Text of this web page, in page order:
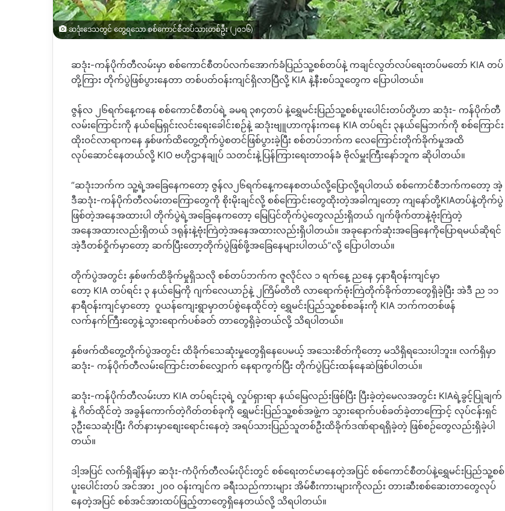
ဆဒုံးဒေသတွင် တွေ့ရသော စစ်ကောင်စီတပ်သားတစ်ဦး (၂၀၁၆)
ဆဒုံး-ကန်ပိုက်တီလမ်းမှာ စစ်ကောင်စီတပ်လက်အောက်ခံပြည်သူ့စစ်တပ်နဲ့ ကချင်လွတ်လပ်ရေးတပ်မတော် KIA တပ်
တို့ကြား တိုက်ပွဲဖြစ်ပွားနေတာ တစ်ပတ်ဝန်းကျင်ရှိလာပြီလို့ KIA နဲ့နီးစပ်သူတွေက ပြောပါတယ်။
ဇွန်လ ၂၆ရက်နေ့ကနေ စစ်ကောင်စီတပ်ရဲ့ ခမရ ၃၈၄တပ် နဲ့ရွှေမင်းပြည်သူ့စစ်ပူးပေါင်းတပ်တို့ဟာ ဆဒုံး- ကန်ပိုက်တီ
လမ်းကြောင်းကို နယ်မြေရှင်းလင်းရေးခေါင်းစဉ်နဲ့ ဆဒုံးဗျူဟာကုန်းကနေ KIA တပ်ရင်း ၃နယ်မြေဘက်ကို စစ်ကြောင်း
ထိုးဝင်လာရာကနေ နှစ်ဖက်ထိတွေ့တိုက်ပွဲစတင်ဖြစ်ပွားခဲ့ပြီး စစ်တပ်ဘက်က လေကြောင်းတိုက်ခိုက်မှုအထိ
လုပ်ဆောင်နေတယ်လို့ KIO ဗဟိုဌာနချုပ် သတင်းနဲ့ပြန်ကြားရေးတာဝန်ခံ ဗိုလ်မှူးကြီးနော်ဘူက ဆိုပါတယ်။
“ဆဒုံးဘက်က သူ့ရဲ့အခြေနေကတော့ ဇွန်လ၂၆ရက်နေ့ကနေစတယ်လို့ပြောလို့ရပါတယ် စစ်ကောင်စီဘက်ကတော့ အဲ့
ဒီဆဒုံး-ကန်ပိုက်တီလမ်းတကြောတွေကို စိုးမိုးချင်လို့ စစ်ကြောင်းတွေထိုးတဲ့အခါကျတော့ ကျနော်တို့KIAတပ်နဲ့တိုက်ပွဲ
ဖြစ်တဲ့အနေအထားပါ တိုက်ပွဲရဲ့အခြေနေကတော့ မြေပြင်တိုက်ပွဲတွေလည်းရှိတယ် ဂျက်ဖိုက်တာနဲ့ဗုံးကြဲတဲ့
အနေအထားလည်းရှိတယ် ဒရုန်းနဲ့ဗုံးကြဲတဲ့အနေအထားလည်းရှိပါတယ်။ အခုနောက်ဆုံးအခြေနေကိုပြောရမယ်ဆိုရင်
အဲ့ဒီတစ်ဝှိုက်မှာတော့ ဆက်ပြီးတော့တိုက်ပွဲဖြစ်ဖို့အခြေနေများပါတယ်”လို့ ပြောပါတယ်။
တိုက်ပွဲအတွင်း နှစ်ဖက်ထိခိုက်မှုရှိသလို စစ်တပ်ဘက်က ဇူလိုင်လ ၁ ရက်နေ့ ညနေ ၄နာရီဝန်းကျင်မှာ
တော့ KIA တပ်ရင်း ၃ နယ်မြေကို ဂျက်လေယာဉ်နဲ့ ၂ကြိမ်တိတိ လာရောက်ဗုံးကြဲတိုက်ခိုက်တာတွေရှိခဲ့ပြီး အဲဒီ ည ၁၁
နာရီဝန်းကျင်မှာတော့ ဝူယန်ကျေးရွာမှာတပ်စွဲနေထိုင်တဲ့ ရွှေမင်းပြည်သူ့စစ်စခန်းကို KIA ဘက်ကတစ်ဖန်
လက်နက်ကြီးတွေနဲ့သွားရောက်ပစ်ခတ် တာတွေရှိခဲ့တယ်လို့ သိရပါတယ်။
နှစ်ဖက်ထိတွေ့တိုက်ပွဲအတွင်း ထိခိုက်သေဆုံးမှုတွေရှိနေပေမယ့် အသေးစိတ်ကိုတော့ မသိရှိရသေးပါဘူး။ လက်ရှိမှာ
ဆဒုံး- ကန်ပိုက်တီလမ်းကြောင်းတစ်လျှောက် နေရာကွက်ပြီး တိုက်ပွဲပြင်းထန်နေဆဲဖြစ်ပါတယ်။
ဆဒုံး-ကန်ပိုက်တီလမ်းဟာ KIA တပ်ရင်း၃ရဲ့ လှုပ်ရှားရာ နယ်မြေလည်းဖြစ်ပြီး ပြီးခဲ့တဲ့မေလအတွင်း KIAရဲ့ခွင့်ပြုချက်
နဲ့ ဂိတ်ထိုင်တဲ့ အခွန်ကောက်တဲ့ဂိတ်တစ်ခုကို ရွှေမင်းပြည်သူ့စစ်အဖွဲ့က သွားရောက်ပစ်ခတ်ခဲ့တာကြောင့် လုပ်ငန်းရှင်
၃ဦးသေဆုံးပြီး ဂိတ်နားမှာစျေးရောင်းနေတဲ့ အရပ်သားပြည်သူတစ်ဦးထိခိုက်ဒဏ်ရာရရှိခဲ့တဲ့ ဖြစ်စဉ်တွေလည်းရှိခဲ့ပါ
တယ်။
ဒါ့အပြင် လက်ရှိချိန်မှာ ဆဒုံး-ကံပိုက်တီလမ်းပိုင်းတွင် စစ်ရေးတင်မာနေတဲ့အပြင် စစ်ကောင်စီတပ်နဲ့ရွှေမင်းပြည်သူ့စစ်
ပူးပေါင်းတပ် အင်အား ၂၀၀ ဝန်းကျင်က ခရီးသည်ကားများ အိမ်စီးကားများကိုလည်း တားဆီးစစ်ဆေးတာတွေလုပ်
နေတဲ့အပြင် စစ်အင်အားထပ်ဖြည့်တာတွေရှိနေတယ်လို့ သိရပါတယ်။